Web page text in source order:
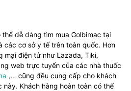
dễ dàng tìm mua Golbimac tại
các cơ sở y tế trên toàn quốc. Hơn
mại điện tử như Lazada, Tiki,
web trực tuyến của các nhà thuốc
,… cũng đều cung cấp cho khách
này. Khách hàng hoàn toàn có thể